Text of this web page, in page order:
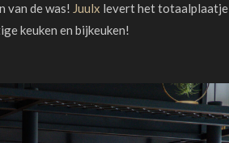
van de was! Juulx levert het totaalplaatje
keuken en bijkeuken!